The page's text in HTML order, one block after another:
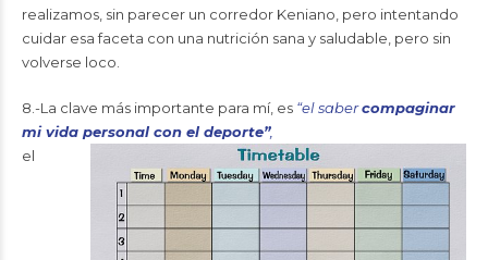
realizamos, sin parecer un corredor Keniano, pero intentando
cuidar esa faceta con una nutrición sana y saludable, pero sin
volverse loco.
8.-La clave más importante para mí, es “el sabercompaginar
mi vida personal con el deporte”,
el